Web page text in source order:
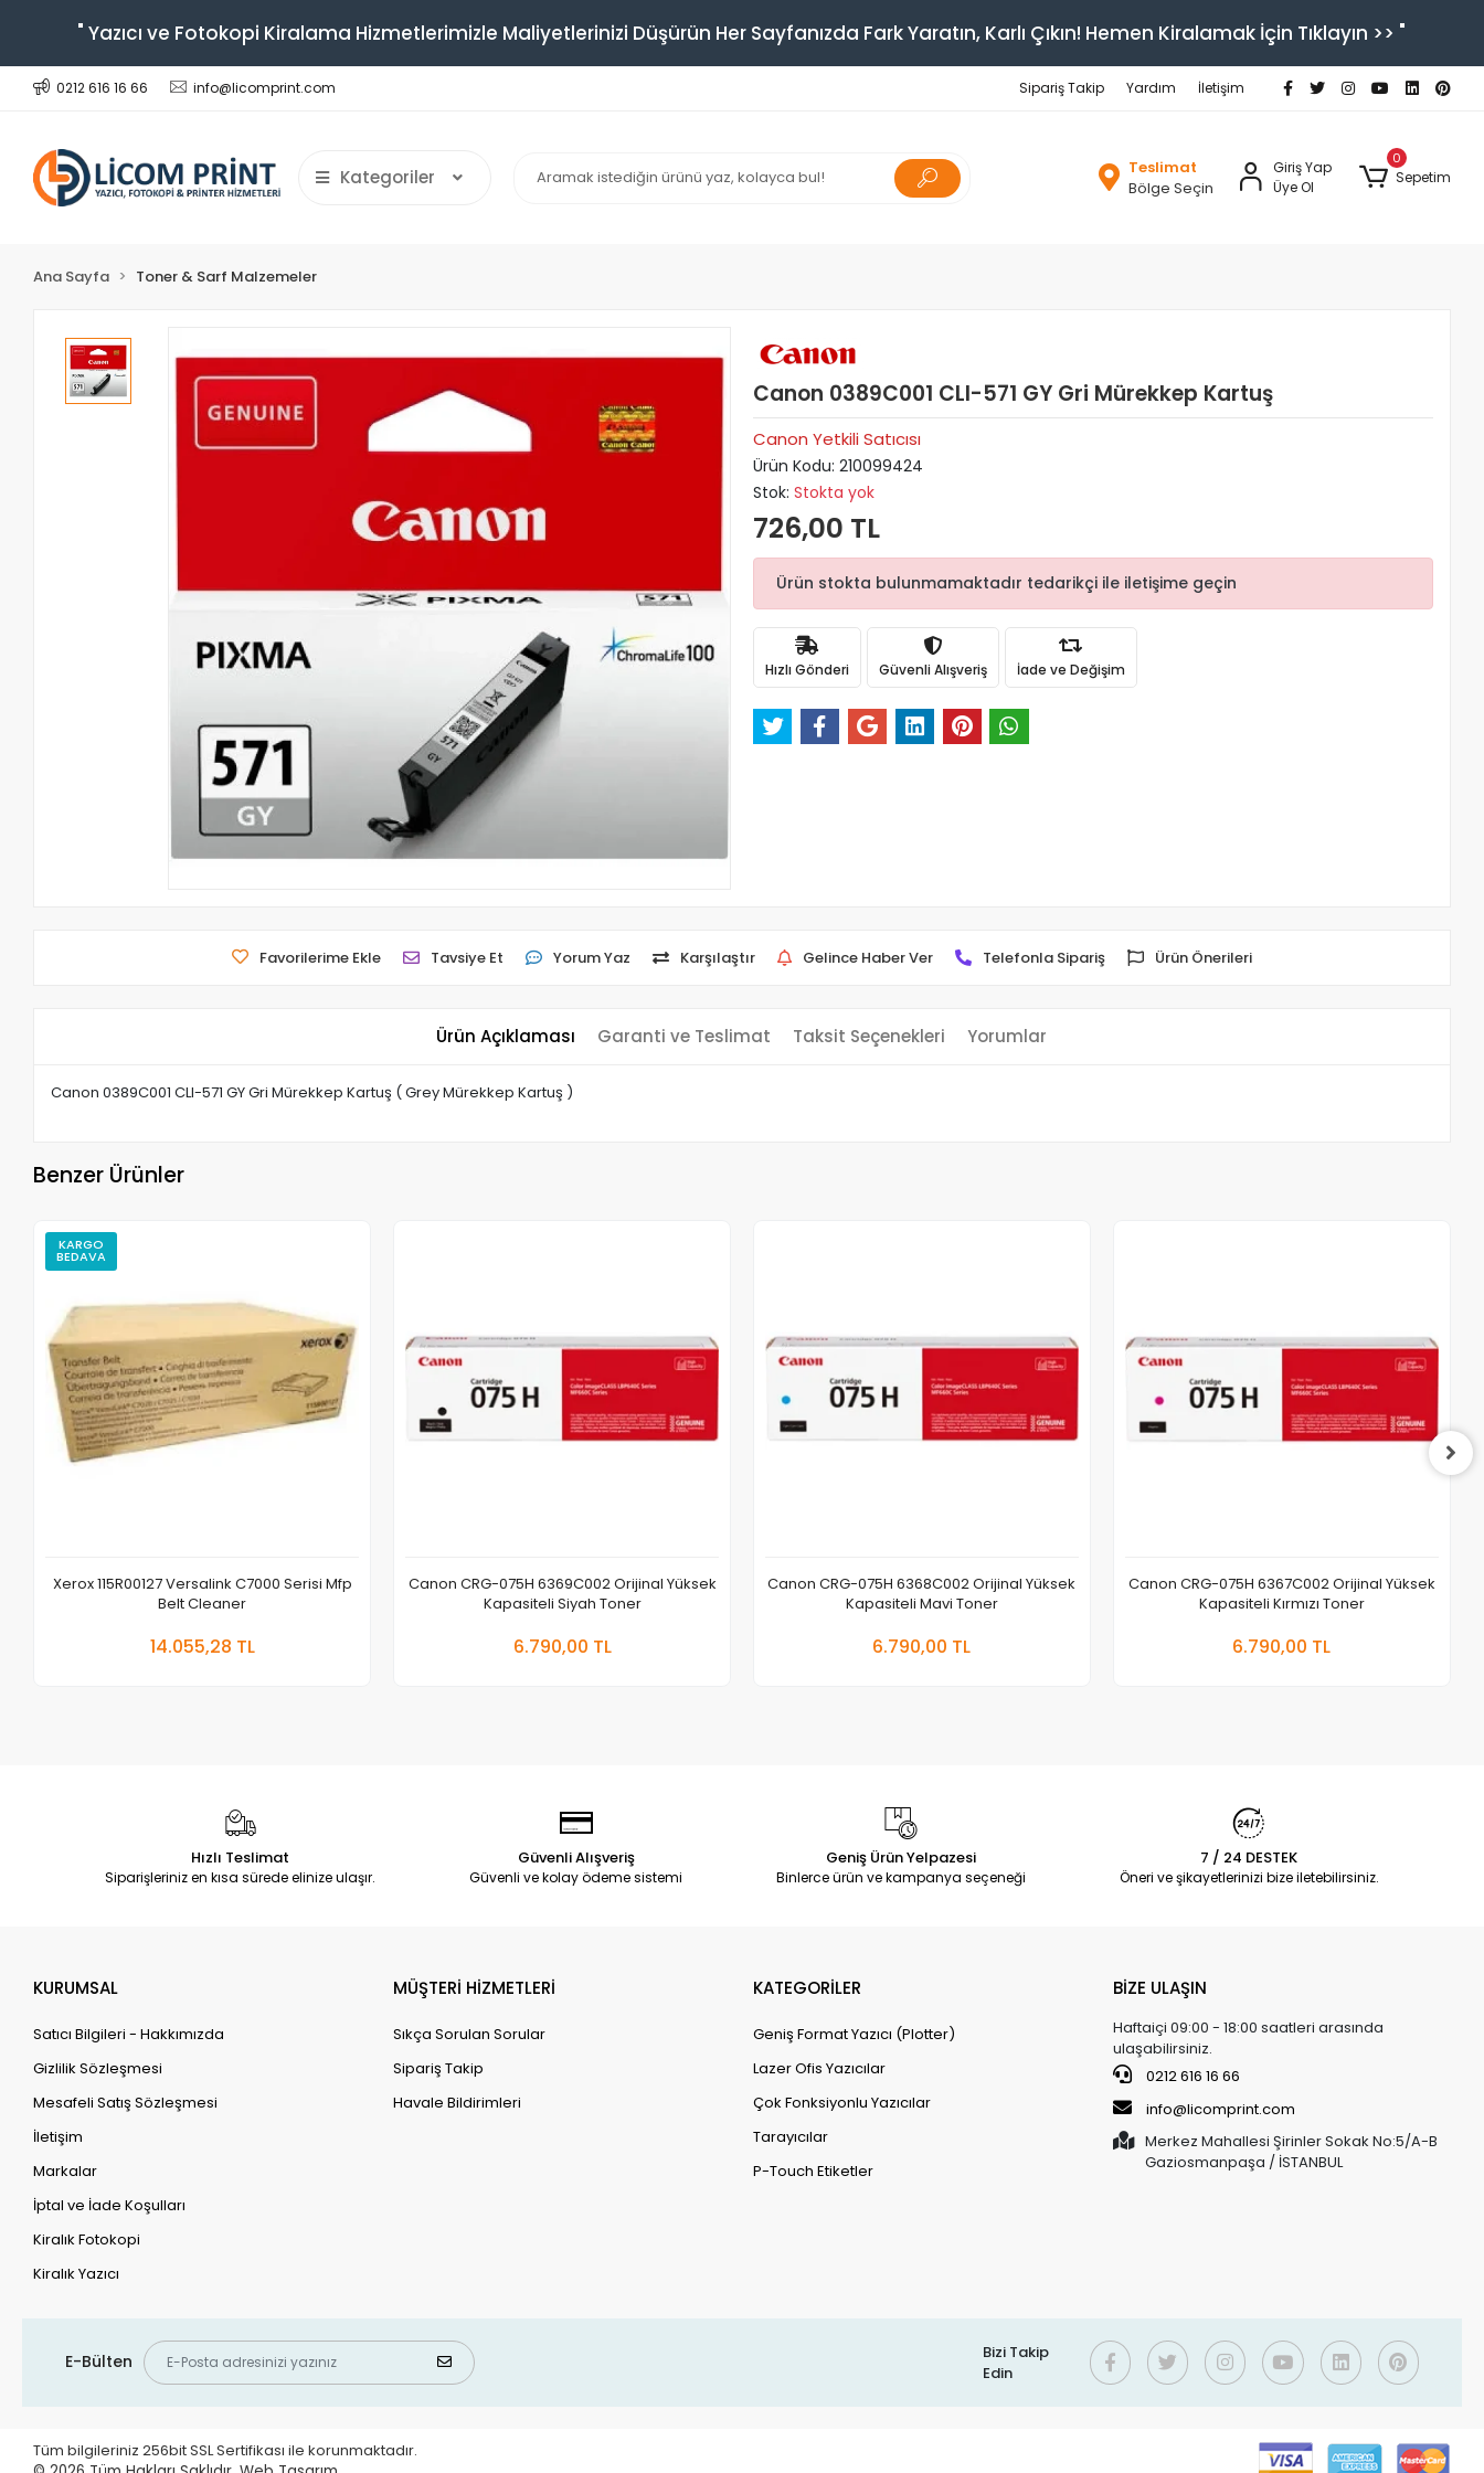
" Yazıcı ve Fotokopi Kiralama Hizmetlerimizle Maliyetlerinizi Düşürün Her Sayfanızda Fark Yaratın, Karlı Çıkın! Hemen Kiralamak İçin Tıklayın >> "
0212 616 16 66 info@licomprint.com Sipariş Takip Yardım İletişim
Kategoriler
Teslimat
Bölge Seçin
Giriş Yap
Üye Ol
0
Sepetim
Ana Sayfa Toner & Sarf Malzemeler
Canon 0389C001 CLI-571 GY Gri Mürekkep Kartuş
Canon Yetkili Satıcısı
Ürün Kodu: 210099424
Stok: Stokta yok
726,00 TL
Ürün stokta bulunmamaktadır tedarikçi ile iletişime geçin
Hızlı Gönderi Güvenli Alışveriş İade ve Değişim
Favorilerime Ekle Tavsiye Et Yorum Yaz Karşılaştır Gelince Haber Ver Telefonla Sipariş Ürün Önerileri
Ürün Açıklaması Garanti ve Teslimat Taksit Seçenekleri Yorumlar
Canon 0389C001 CLI-571 GY Gri Mürekkep Kartuş ( Grey Mürekkep Kartuş )
Benzer Ürünler
KARGO
BEDAVA
Xerox 115R00127 Versalink C7000 Serisi Mfp
Belt Cleaner
14.055,28 TL
Canon CRG-075H 6369C002 Orijinal Yüksek
Kapasiteli Siyah Toner
6.790,00 TL
Canon CRG-075H 6368C002 Orijinal Yüksek
Kapasiteli Mavi Toner
6.790,00 TL
Canon CRG-075H 6367C002 Orijinal Yüksek
Kapasiteli Kırmızı Toner
6.790,00 TL
Hızlı Teslimat
Siparişleriniz en kısa sürede elinize ulaşır.
Güvenli Alışveriş
Güvenli ve kolay ödeme sistemi
Geniş Ürün Yelpazesi
Binlerce ürün ve kampanya seçeneği
7 / 24 DESTEK
Öneri ve şikayetlerinizi bize iletebilirsiniz.
KURUMSAL
Satıcı Bilgileri - Hakkımızda
Gizlilik Sözleşmesi
Mesafeli Satış Sözleşmesi
İletişim
Markalar
İptal ve İade Koşulları
Kiralık Fotokopi
Kiralık Yazıcı
MÜŞTERİ HİZMETLERİ
Sıkça Sorulan Sorular
Sipariş Takip
Havale Bildirimleri
KATEGORİLER
Geniş Format Yazıcı (Plotter)
Lazer Ofis Yazıcılar
Çok Fonksiyonlu Yazıcılar
Tarayıcılar
P-Touch Etiketler
BİZE ULAŞIN
Haftaiçi 09:00 - 18:00 saatleri arasında
ulaşabilirsiniz.
0212 616 16 66
info@licomprint.com
Merkez Mahallesi Şirinler Sokak No:5/A-B
Gaziosmanpaşa / İSTANBUL
E-Bülten
Bizi Takip
Edin
Tüm bilgileriniz 256bit SSL Sertifikası ile korunmaktadır.